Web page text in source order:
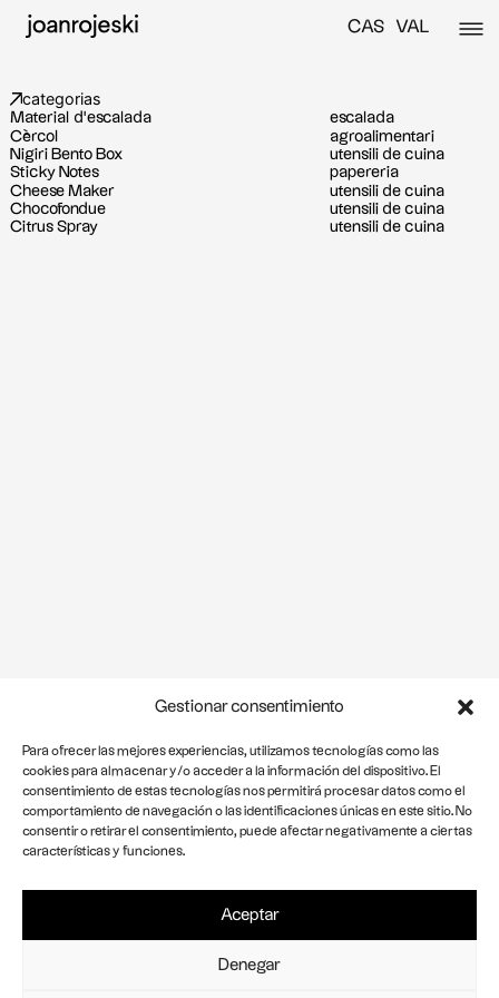
Gestionar consentimiento
Para ofrecer las mejores experiencias, utilizamos tecnologías como las
cookies para almacenar y/o acceder a la información del dispositivo. El
consentimiento de estas tecnologías nos permitirá procesar datos como el
comportamiento de navegación o las identificaciones únicas en este sitio. No
consentir o retirar el consentimiento, puede afectar negativamente a ciertas
características y funciones.
Aceptar
Denegar
CAS VAL
categorias
Material d’escalada
escalada
Cèrcol
agroalimentari
Nigiri Bento Box
utensili de cuina
Sticky Notes
papereria
Cheese Maker
utensili de cuina
Chocofondue
utensili de cuina
Citrus Spray
utensili de cuina
st
Cookies